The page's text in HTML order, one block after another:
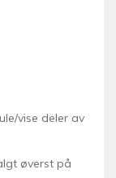
vise deler av
øverst på